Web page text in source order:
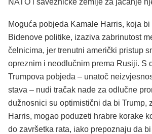
NATO i savezničke zemlje za jačanje
Moguća pobjeda Kamale Harris, koja
Bidenove politike, izaziva zabrinutost
čelnicima, jer trenutni američki pristup
opreznim i neodlučnim prema Rusiji. S
Trumpova pobjeda – unatoč
stava – nudi tračak nade za odlučne
dužnosnici su optimistični da bi Trump,
Harris, mogao poduzeti hrabre korake
do završetka rata, iako prepoznaju da